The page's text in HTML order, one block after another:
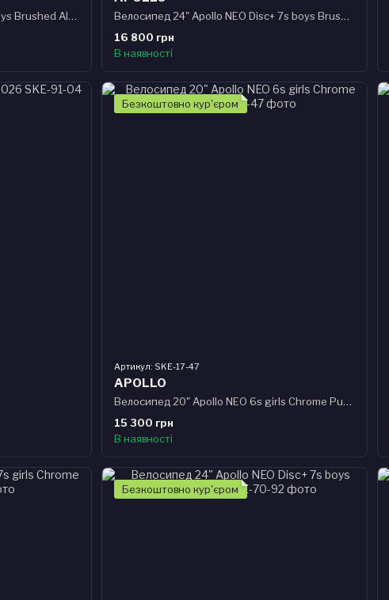
Велосипед 20" Apollo NEO 6s boys Brushed Alloy / Black / Blue Fade
Велосипед 24" Apollo NEO Disc+ 7s boys Brushed alloy / Blue / Black
16 800 грн
В наявності
Безкоштовно кур'єром
Артикул: SKE-17-47
APOLLO
Велосипед 20" Apollo NEO 6s girls Chrome Purple
15 300 грн
В наявності
Безкоштовно кур'єром